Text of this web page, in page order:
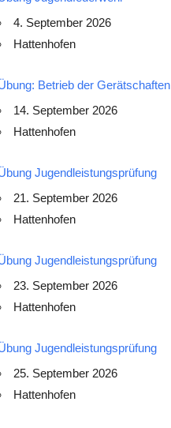
4. September 2026
Hattenhofen
Betrieb der Gerätschaften
14. September 2026
Hattenhofen
Jugendleistungsprüfung
21. September 2026
Hattenhofen
Jugendleistungsprüfung
23. September 2026
Hattenhofen
Jugendleistungsprüfung
25. September 2026
Hattenhofen